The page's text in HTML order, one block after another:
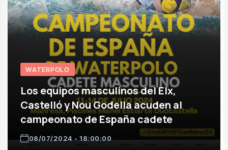
WATERPOLO
Los equipos masculinos del Elx,
Castelló y Nou Godella acuden al
campeonato de España cadete
08/07/2024 - 18:00:00